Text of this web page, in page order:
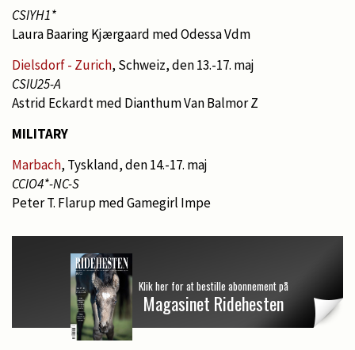
CSIYH1*
Laura Baaring Kjærgaard med Odessa Vdm
Dielsdorf - Zurich, Schweiz, den 13.-17. maj
CSIU25-A
Astrid Eckardt med Dianthum Van Balmor Z
MILITARY
Marbach, Tyskland, den 14.-17. maj
CCIO4*-NC-S
Peter T. Flarup med Gamegirl Impe
Klik her for at bestille abonnement på
Magasinet Ridehesten